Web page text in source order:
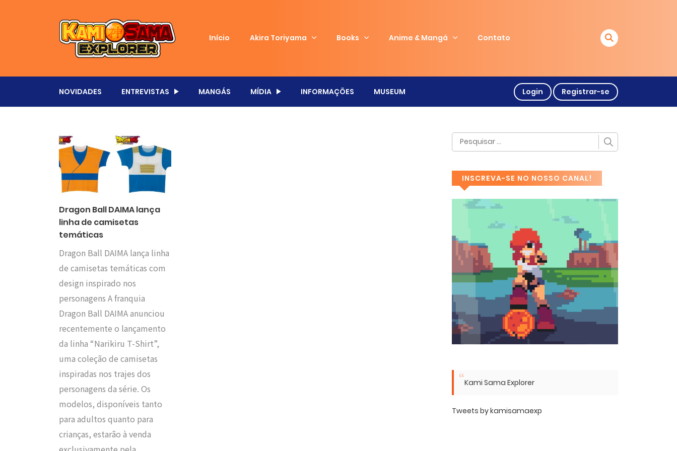
Início Akira Toriyama Books Anime & Mangá Contato
NOVIDADES ENTREVISTAS MANGÁS MÍDIA INFORMAÇÕES MUSEUM Login Registrar-se
Dragon Ball DAIMA lança
linha de camisetas
temáticas
Dragon Ball DAIMA lança linha
de camisetas temáticas com
design inspirado nos
personagens A franquia
Dragon Ball DAIMA anunciou
recentemente o lançamento
da linha “Narikiru T-Shirt”,
uma coleção de camisetas
inspiradas nos trajes dos
personagens da série. Os
modelos, disponíveis tanto
para adultos quanto para
crianças, estarão à venda
INSCREVA-SE NO NOSSO CANAL!
Kami Sama Explorer
Tweets by kamisamaexp